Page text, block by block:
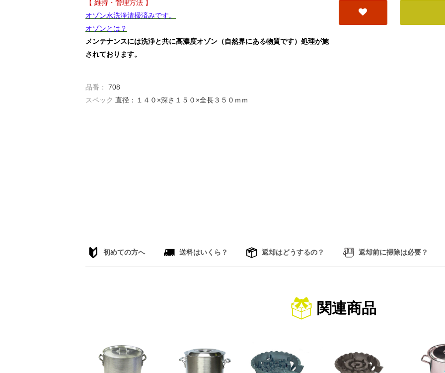
【 維持・管理方法 】
オゾン水洗浄清掃済みです。
オゾンとは？
メンテナンスには洗浄と共に高濃度オゾン（自然界にある物質です）処理が施
されております。
品番：
708
スペック 直径：１４０×深さ１５０×全長３５０ｍｍ
初めての方へ 送料はいくら？ 返却はどうするの？ 返却前に掃除は必要？
関連商品